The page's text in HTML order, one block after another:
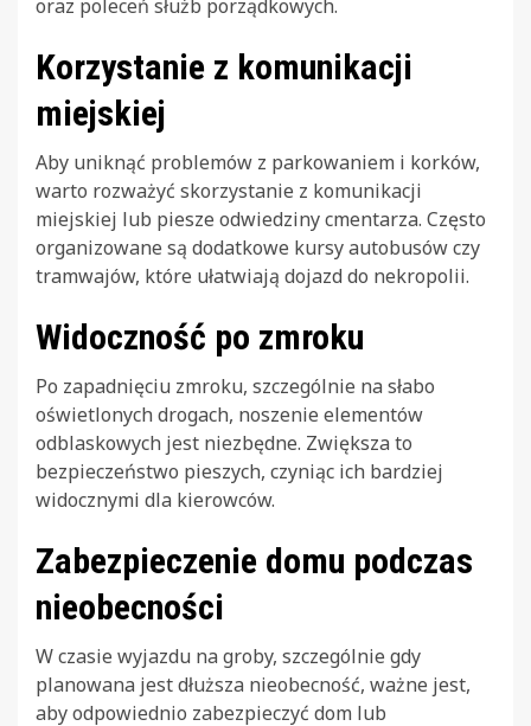
oraz poleceń służb porządkowych.
Korzystanie z komunikacji
miejskiej
Aby uniknąć problemów z parkowaniem i korków,
warto rozważyć skorzystanie z komunikacji
miejskiej lub piesze odwiedziny cmentarza. Często
organizowane są dodatkowe kursy autobusów czy
tramwajów, które ułatwiają dojazd do nekropolii.
Widoczność po zmroku
Po zapadnięciu zmroku, szczególnie na słabo
oświetlonych drogach, noszenie elementów
odblaskowych jest niezbędne. Zwiększa to
bezpieczeństwo pieszych, czyniąc ich bardziej
widocznymi dla kierowców.
Zabezpieczenie domu podczas
nieobecności
W czasie wyjazdu na groby, szczególnie gdy
planowana jest dłuższa nieobecność, ważne jest,
aby odpowiednio zabezpieczyć dom lub